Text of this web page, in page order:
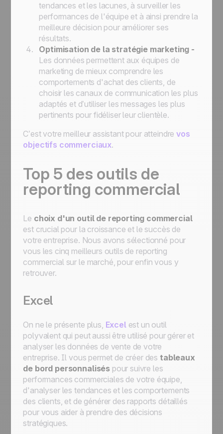
tendances et les lacunes, à surveiller les
performances de l'équipe et à ainsi prendre la
meilleure décision pour améliorer ses
résultats.
Optimisation de la stratégie marketing -
Les données permettent aux équipes de
marketing de mieux comprendre les
comportements d'achat des clients, de
choisir les canaux de communication les plus
adaptés et d’utiliser les messages les plus
pertinents pour fidéliser leur clientèle.
C’est votre meilleur assistant pour atteindre vos
objectifs commerciaux.
Top 5 des outils de
reporting commercial
Le choix d'un outil de reporting commercial
est crucial pour la croissance et le succès de
votre entreprise. Nous avons sélectionné pour
vous les cinq meilleurs outils de reporting
commercial sur le marché, pour enfin vous y
retrouver.
Excel
On ne le présente plus, Excelest un outil
polyvalent qui peut aussi être utilisé pour gérer et
analyser les données de vente de votre
entreprise. Il vous permet de créer des tableaux
de bord personnalisés pour suivre les
performances commerciales de votre équipe,
d'analyser les tendances et les comportements
des clients, et de générer des rapports détaillés
pour vous aider à prendre des décisions
stratégiques.